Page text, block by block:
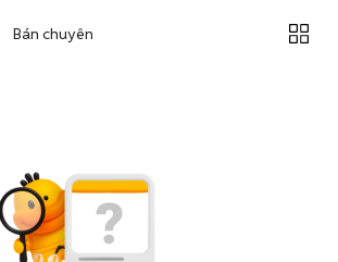
Bán chuyên